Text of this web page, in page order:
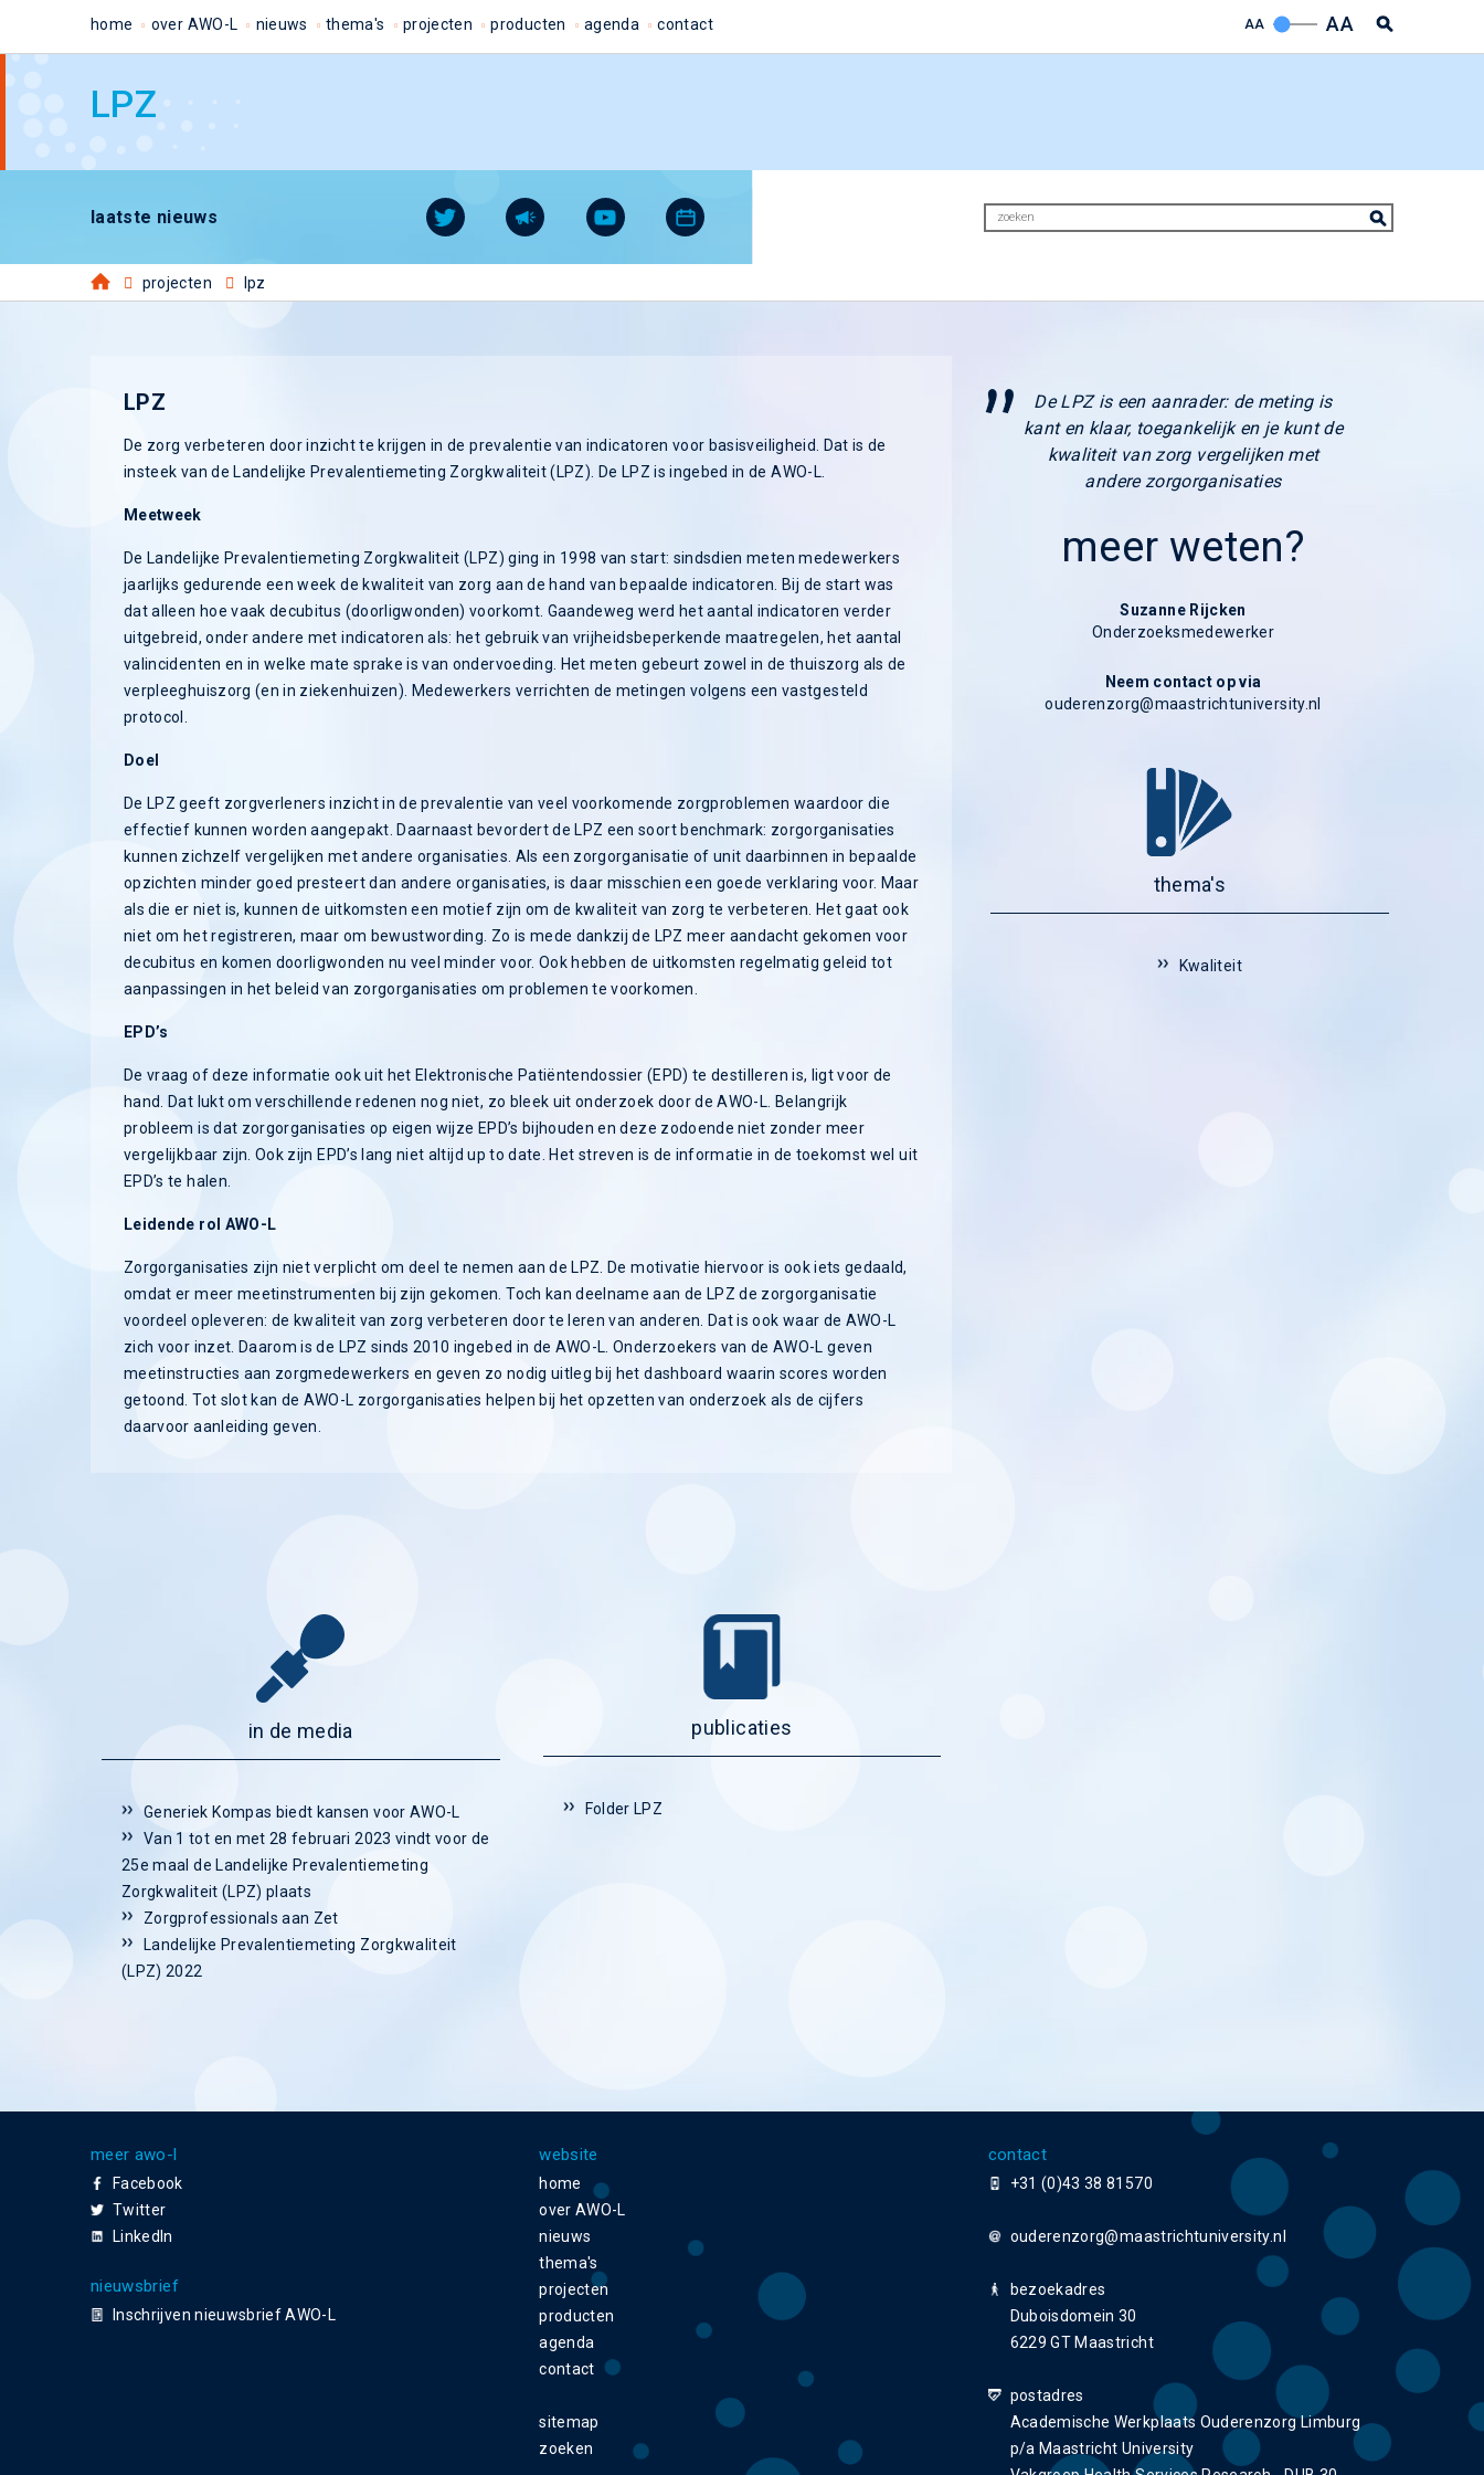
home over AWO-L nieuws thema's projecten producten agenda contact AA AA
LPZ
laatste nieuws
projecten lpz
LPZ
De zorg verbeteren door inzicht te krijgen in de prevalentie van indicatoren voor basisveiligheid. Dat is de
insteek van de Landelijke Prevalentiemeting Zorgkwaliteit (LPZ). De LPZ is ingebed in de AWO-L.
Meetweek
De Landelijke Prevalentiemeting Zorgkwaliteit (LPZ) ging in 1998 van start: sindsdien meten medewerkers
jaarlijks gedurende een week de kwaliteit van zorg aan de hand van bepaalde indicatoren. Bij de start was
dat alleen hoe vaak decubitus (doorligwonden) voorkomt. Gaandeweg werd het aantal indicatoren verder
uitgebreid, onder andere met indicatoren als: het gebruik van vrijheidsbeperkende maatregelen, het aantal
valincidenten en in welke mate sprake is van ondervoeding. Het meten gebeurt zowel in de thuiszorg als de
verpleeghuiszorg (en in ziekenhuizen). Medewerkers verrichten de metingen volgens een vastgesteld
protocol.
Doel
De LPZ geeft zorgverleners inzicht in de prevalentie van veel voorkomende zorgproblemen waardoor die
effectief kunnen worden aangepakt. Daarnaast bevordert de LPZ een soort benchmark: zorgorganisaties
kunnen zichzelf vergelijken met andere organisaties. Als een zorgorganisatie of unit daarbinnen in bepaalde
opzichten minder goed presteert dan andere organisaties, is daar misschien een goede verklaring voor. Maar
als die er niet is, kunnen de uitkomsten een motief zijn om de kwaliteit van zorg te verbeteren. Het gaat ook
niet om het registreren, maar om bewustwording. Zo is mede dankzij de LPZ meer aandacht gekomen voor
decubitus en komen doorligwonden nu veel minder voor. Ook hebben de uitkomsten regelmatig geleid tot
aanpassingen in het beleid van zorgorganisaties om problemen te voorkomen.
EPD’s
De vraag of deze informatie ook uit het Elektronische Patiëntendossier (EPD) te destilleren is, ligt voor de
hand. Dat lukt om verschillende redenen nog niet, zo bleek uit onderzoek door de AWO-L. Belangrijk
probleem is dat zorgorganisaties op eigen wijze EPD’s bijhouden en deze zodoende niet zonder meer
vergelijkbaar zijn. Ook zijn EPD’s lang niet altijd up to date. Het streven is de informatie in de toekomst wel uit
EPD’s te halen.
Leidende rol AWO-L
Zorgorganisaties zijn niet verplicht om deel te nemen aan de LPZ. De motivatie hiervoor is ook iets gedaald,
omdat er meer meetinstrumenten bij zijn gekomen. Toch kan deelname aan de LPZ de zorgorganisatie
voordeel opleveren: de kwaliteit van zorg verbeteren door te leren van anderen. Dat is ook waar de AWO-L
zich voor inzet. Daarom is de LPZ sinds 2010 ingebed in de AWO-L. Onderzoekers van de AWO-L geven
meetinstructies aan zorgmedewerkers en geven zo nodig uitleg bij het dashboard waarin scores worden
getoond. Tot slot kan de AWO-L zorgorganisaties helpen bij het opzetten van onderzoek als de cijfers
daarvoor aanleiding geven.
De LPZ is een aanrader: de meting is
kant en klaar, toegankelijk en je kunt de
kwaliteit van zorg vergelijken met
andere zorgorganisaties
meer weten?
Suzanne Rijcken
Onderzoeksmedewerker
Neem contact op via
ouderenzorg
thema's
Kwaliteit
in de media
Generiek Kompas biedt kansen voor AWO-L
Van 1 tot en met 28 februari 2023 vindt voor de
25e maal de Landelijke Prevalentiemeting
Zorgkwaliteit (LPZ) plaats
Zorgprofessionals aan Zet
Landelijke Prevalentiemeting Zorgkwaliteit
(LPZ) 2022
publicaties
Folder LPZ
meer awo-l
Facebook
Twitter
LinkedIn
nieuwsbrief
Inschrijven nieuwsbrief AWO-L
website
home
over AWO-L
nieuws
thema's
projecten
producten
agenda
contact
sitemap
zoeken
contact
+31 (0)43 38 81570
ouderenzorg
bezoekadres
Duboisdomein 30
6229 GT Maastricht
postadres
Academische Werkplaats Ouderenzorg Limburg
p/a Maastricht University